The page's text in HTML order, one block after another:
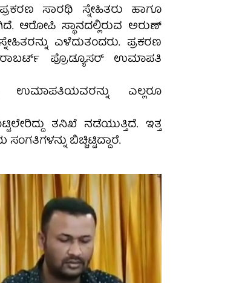
ಸಾರಥಿ ಸ್ನೇಹಿತರು ಹಾಗೂ
ಆರೋಪಿ ಸ್ಥಾನದಲ್ಲಿರುವ ಅರುಣ್
ಎಳೆದುತಂದರು. ಪ್ರಕರಣ
ಪ್ರೊಡ್ಯೂಸರ್ ಉಮಾಪತಿ
ಉಮಾಪತಿಯವರನ್ನು ಎಲ್ಲರೂ
ತನಿಖೆ ನಡೆಯುತ್ತಿದೆ. ಇತ್ತ
ಬಿಚ್ಚಿಟ್ಟಿದ್ದಾರೆ.